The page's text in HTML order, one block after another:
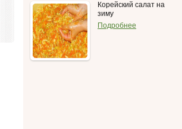
Корейский салат на
зиму
Подробнее